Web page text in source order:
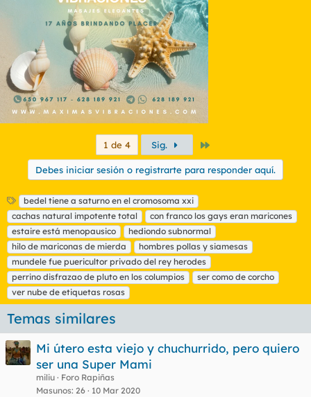
No sé quién es el tal torito. Ni lo sé ni tengo interés en saberlo.
Alguien que se pone esas BABUCHAS y ese PEINADO DE
IMBECIL no merece que gaste un Kb de memoría en
recordarlo.
Tampoco sé quienes son ese elenco de PUTAS Y MARICONES
ciclados y siliconados.
Por lo que a mi respecta todos los mencionados pueden
fenecer carmomidos por el sidra y la lepra que no pestañearé.
Al contrario, celebraré el ahorro de oxígeno y de subvenciones
por minusvalía que supone la desaparición de todos esos
1 de 4 Sig.
Debes iniciar sesión o registrarte para responder aquí.
E
t
i
q
u
e
t
a
s
bedel tiene a saturno en el cromosoma xxi
cachas natural impotente total
con franco los gays eran maricones
estaire está menopausico
hediondo subnormal
hilo de mariconas de mierda
hombres pollas y siamesas
mundele fue puericultor privado del rey herodes
perrino disfrazao de pluto en los columpios
ser como de corcho
ver nube de etiquetas rosas
Temas similares
Mi útero esta viejo y chuchurrido, pero quiero
ser una Super Mami
miliu
Foro Rapiñas
Masunos 26 10 Mar 2020